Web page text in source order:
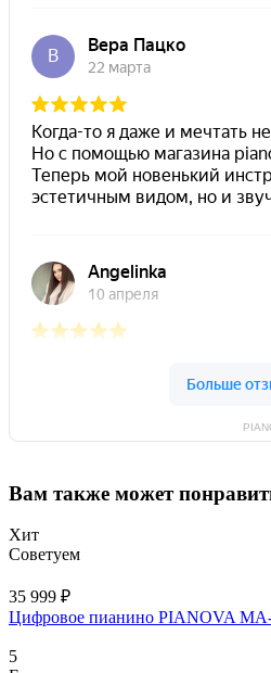
Вам также может
Хит
Советуем
35 999 ₽
Цифровое пианино PIANOVA
5